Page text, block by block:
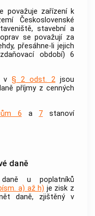
považuje zařízení k
Československé
stavební a
se považují za
přesáhne-li jejich
období) 6
v § 2 odst. 2jsou
příjmy z cenných
6 a 7 stanoví
daně
daně u poplatníků
a) až h) je zisk z
daně, zjištěný v